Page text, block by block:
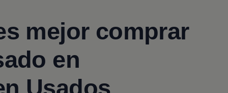
mejor comprar
en